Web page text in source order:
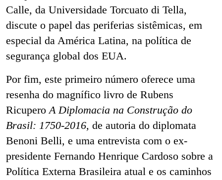
Calle, da Universidade Torcuato di Tella,
discute o papel das periferias sistêmicas, em
especial da América Latina, na política de
segurança global dos EUA.
Por fim, este primeiro número oferece uma
resenha do magnífico livro de Rubens
RicuperoA Diplomacia na Construção do
Brasil: 1750-2016, de autoria do diplomata
Benoni Belli, e uma entrevista com o ex-
presidente Fernando Henrique Cardoso sobre a
Política Externa Brasileira atual e os caminhos